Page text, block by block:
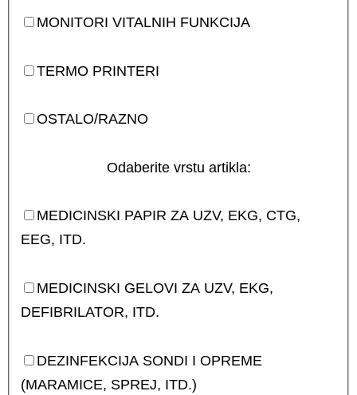
MONITORI VITALNIH FUNKCIJA
TERMO PRINTERI
OSTALO/RAZNO
Odaberite vrstu artikla:
MEDICINSKI PAPIR ZA UZV, EKG, CTG,
EEG, ITD.
MEDICINSKI GELOVI ZA UZV, EKG,
DEFIBRILATOR, ITD.
DEZINFEKCIJA SONDI I OPREME
(MARAMICE, SPREJ, ITD.)